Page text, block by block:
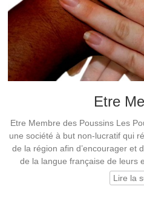
Etre
Etre Membre des Poussins Les
une société à but non-lucratif qui
de la région afin d’encourager et
de la langue française de leurs
Lire la